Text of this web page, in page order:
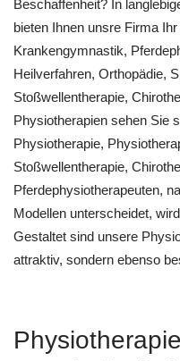
Beschaffenheit? In
bieten Ihnen unsre Firma
Krankengymnastik,
Heilverfahren, Orthopädie,
Stoßwellentherapie,
Physiotherapien sehen Sie
Physiotherapie,
Stoßwellentherapie,
Pferdephysiotherapeuten,
Modellen unterscheidet,
Gestaltet sind unsere
attraktiv, sondern ebenso